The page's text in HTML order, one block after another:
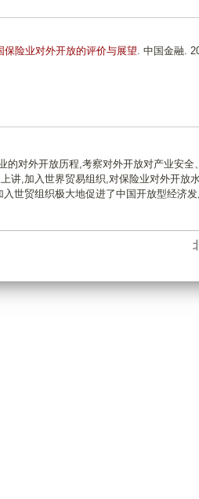
保险业对外开放的评价与展望. 中国金融.
的对外开放历程,考察对外开放对产业安
讲,加入世界贸易组织,对保险业对外开放
世贸组织极大地促进了中国开放型经济